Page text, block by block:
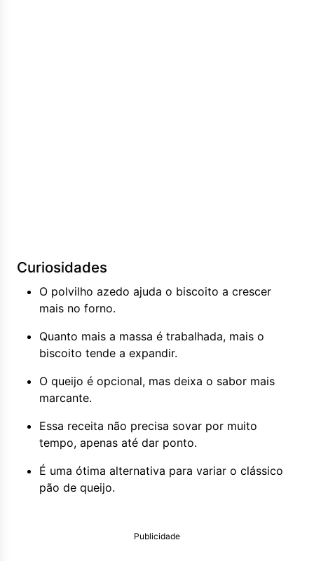
Curiosidades
O polvilho azedo ajuda o biscoito a crescer
mais no forno.
Quanto mais a massa é trabalhada, mais o
biscoito tende a expandir.
O queijo é opcional, mas deixa o sabor mais
marcante.
Essa receita não precisa sovar por muito
tempo, apenas até dar ponto.
É uma ótima alternativa para variar o clássico
pão de queijo.
Publicidade